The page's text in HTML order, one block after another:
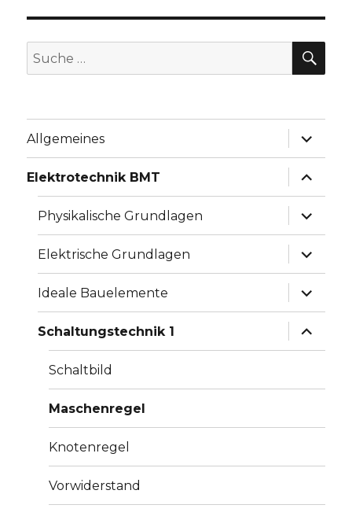
Suche
nach:
Allgemeines
Elektrotechnik BMT
Physikalische Grundlagen
Elektrische Grundlagen
Ideale Bauelemente
Schaltungstechnik 1
Schaltbild
Maschenregel
Knotenregel
Vorwiderstand